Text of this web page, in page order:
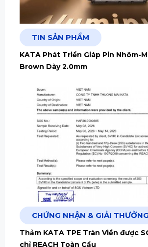
TIN SẢN PHẨM
KATA Phát Triển Giáp Pin Nhôm-
Brown Dày 2.0mm
CHỨNG NHẬN & GIẢI THƯỞNG
Thảm KATA TPE Tràn Viền được
chỉ REACH Toàn Cầu